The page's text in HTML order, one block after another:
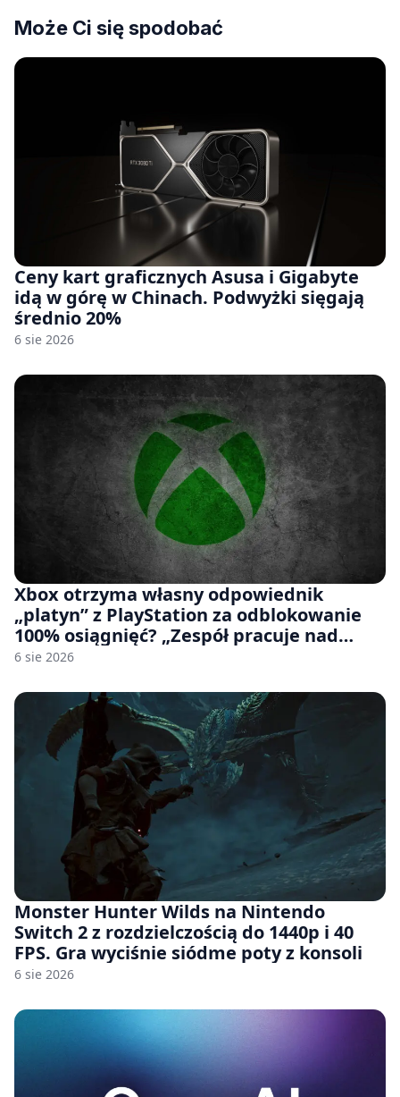
Może Ci się spodobać
Ceny kart graficznych Asusa i Gigabyte
idą w górę w Chinach. Podwyżki sięgają
średnio 20%
6 sie 2026
Xbox otrzyma własny odpowiednik
„platyn” z PlayStation za odblokowanie
100% osiągnięć? „Zespół pracuje nad
czymś, co ma się pojawić jeszcze w tym
6 sie 2026
Monster Hunter Wilds na Nintendo
Switch 2 z rozdzielczością do 1440p i 40
FPS. Gra wyciśnie siódme poty z konsoli
6 sie 2026